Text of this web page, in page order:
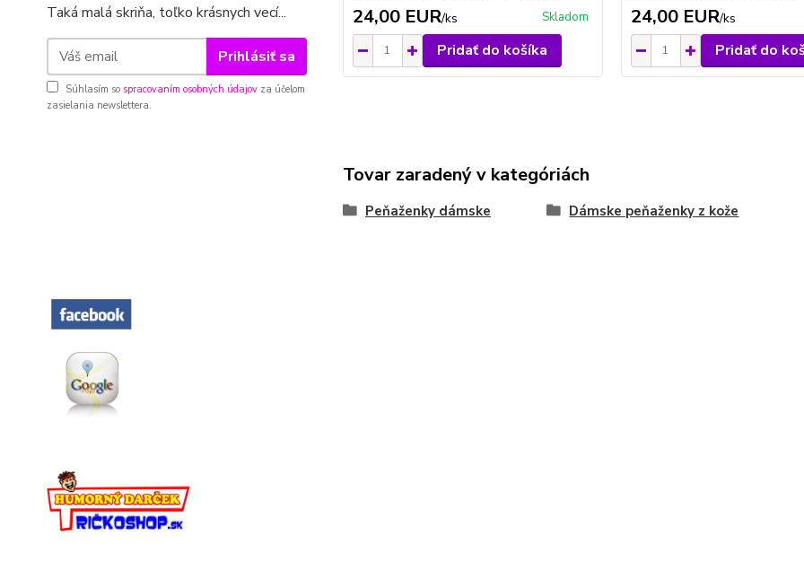
Taká malá skriňa, toľko krásnych vecí...
Prihlásiť sa
Súhlasím so spracovaním osobných údajov za účelom
zasielania newslettera.
24,00 EUR/ks Skladom
Pridať do košíka
24,00 EUR/ks
Pridať do
Tovar zaradený v kategóriách
Peňaženky dámske Dámske peňaženky z kože